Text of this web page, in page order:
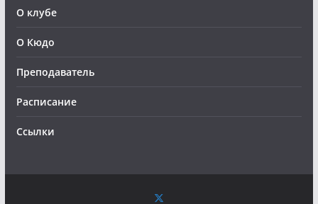
О клубе
О Кюдо
Преподаватель
Расписание
Ссылки